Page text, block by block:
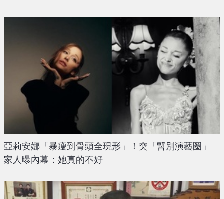
亞莉安娜「暴瘦到骨頭全現形」！突「暫別演藝圈」
家人曝內幕：她真的不好